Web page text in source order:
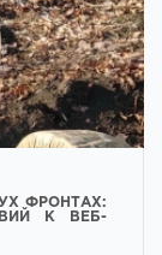
ФРОНТАХ:
К ВЕБ-